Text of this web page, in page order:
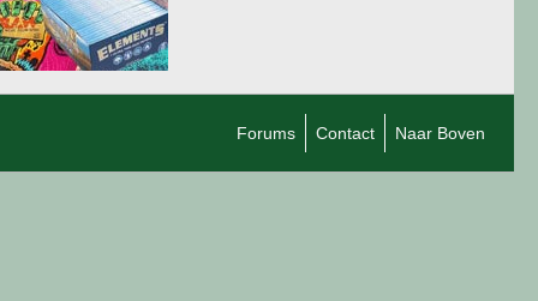
Forums Contact Naar Boven